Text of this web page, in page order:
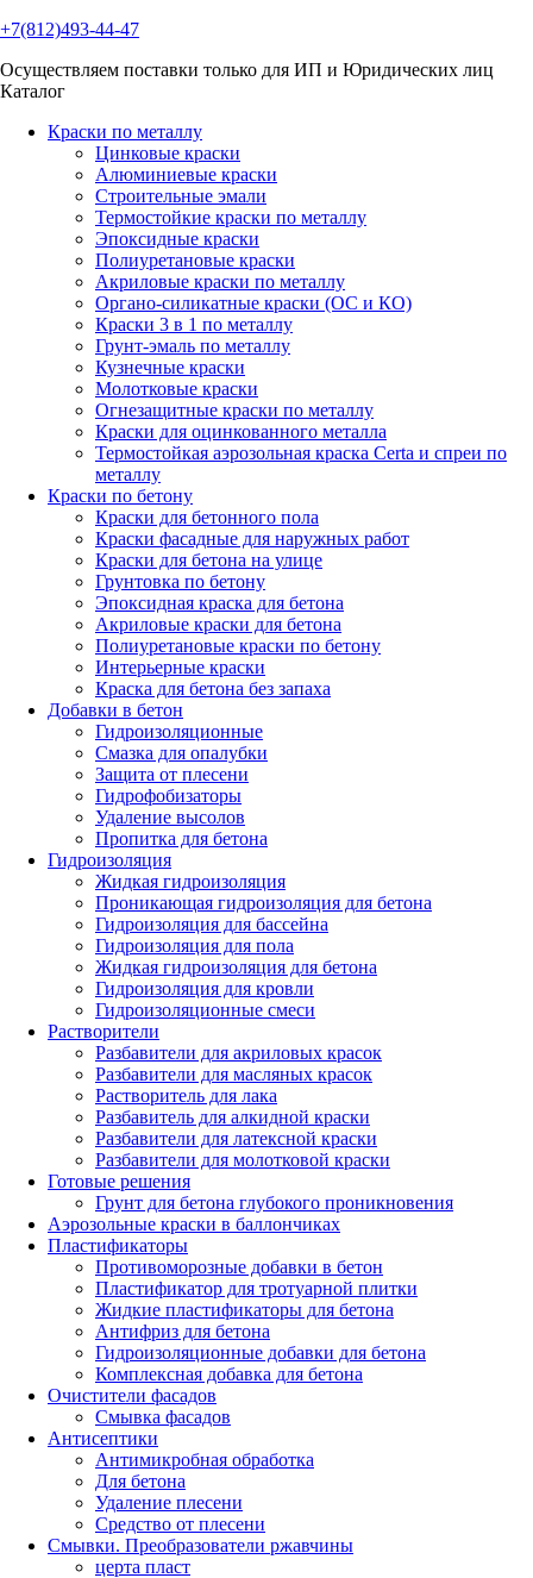
+7(812)493-44-47
Осуществляем поставки только для ИП и Юридических лиц
Каталог
Краски по металлу
Цинковые краски
Алюминиевые краски
Строительные эмали
Термостойкие краски по металлу
Эпоксидные краски
Полиуретановые краски
Акриловые краски по металлу
Органо-силикатные краски (ОС и КО)
Краски 3 в 1 по металлу
Грунт-эмаль по металлу
Кузнечные краски
Молотковые краски
Огнезащитные краски по металлу
Краски для оцинкованного металла
Термостойкая аэрозольная краска Certa и спреи по
металлу
Краски по бетону
Краски для бетонного пола
Краски фасадные для наружных работ
Краски для бетона на улице
Грунтовка по бетону
Эпоксидная краска для бетона
Акриловые краски для бетона
Полиуретановые краски по бетону
Интерьерные краски
Краска для бетона без запаха
Добавки в бетон
Гидроизоляционные
Смазка для опалубки
Защита от плесени
Гидрофобизаторы
Удаление высолов
Пропитка для бетона
Гидроизоляция
Жидкая гидроизоляция
Проникающая гидроизоляция для бетона
Гидроизоляция для бассейна
Гидроизоляция для пола
Жидкая гидроизоляция для бетона
Гидроизоляция для кровли
Гидроизоляционные смеси
Растворители
Разбавители для акриловых красок
Разбавители для масляных красок
Растворитель для лака
Разбавитель для алкидной краски
Разбавители для латексной краски
Разбавители для молотковой краски
Готовые решения
Грунт для бетона глубокого проникновения
Аэрозольные краски в баллончиках
Пластификаторы
Противоморозные добавки в бетон
Пластификатор для тротуарной плитки
Жидкие пластификаторы для бетона
Антифриз для бетона
Гидроизоляционные добавки для бетона
Комплексная добавка для бетона
Очистители фасадов
Смывка фасадов
Антисептики
Антимикробная обработка
Для бетона
Удаление плесени
Средство от плесени
Смывки. Преобразователи ржавчины
церта пласт